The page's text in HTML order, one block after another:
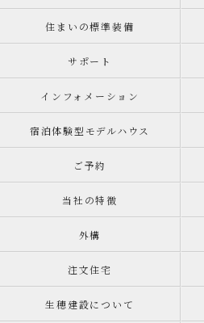
住まいの標準装備
サポート
インフォメーション
宿泊体験型モデルハウス
ご予約
当社の特徴
外構
注文住宅
生穂建設について